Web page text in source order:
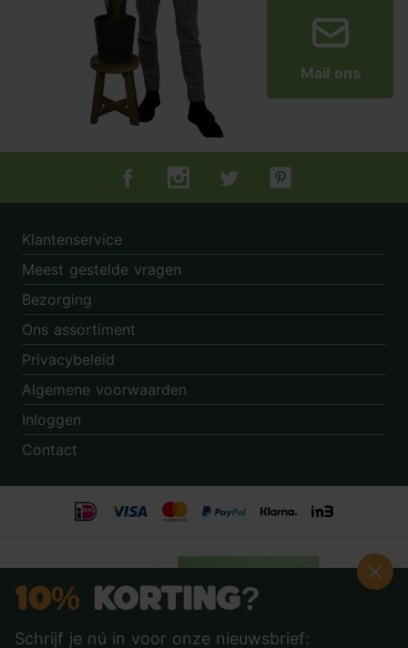
Mail ons
Tuincentrum.nl op Facebook
Tuincentrum.nl op Instagram
Tuincentrum.nl op Twitter
Tuincentrum.nl op
Klantenservice
Meest gestelde vragen
Bezorging
Ons assortiment
Privacybeleid
Algemene voorwaarden
Inloggen
Contact
10% Korting?
Schrijf je nú in voor onze nieuwsbrief: